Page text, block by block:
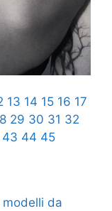
13 14 15 16 17
29 30 31 32
43 44 45
da